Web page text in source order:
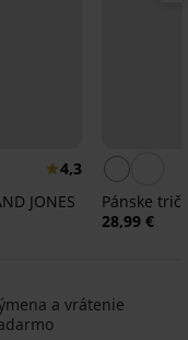
4,3
JONES
Pánske
28,99 €
a vrátenie